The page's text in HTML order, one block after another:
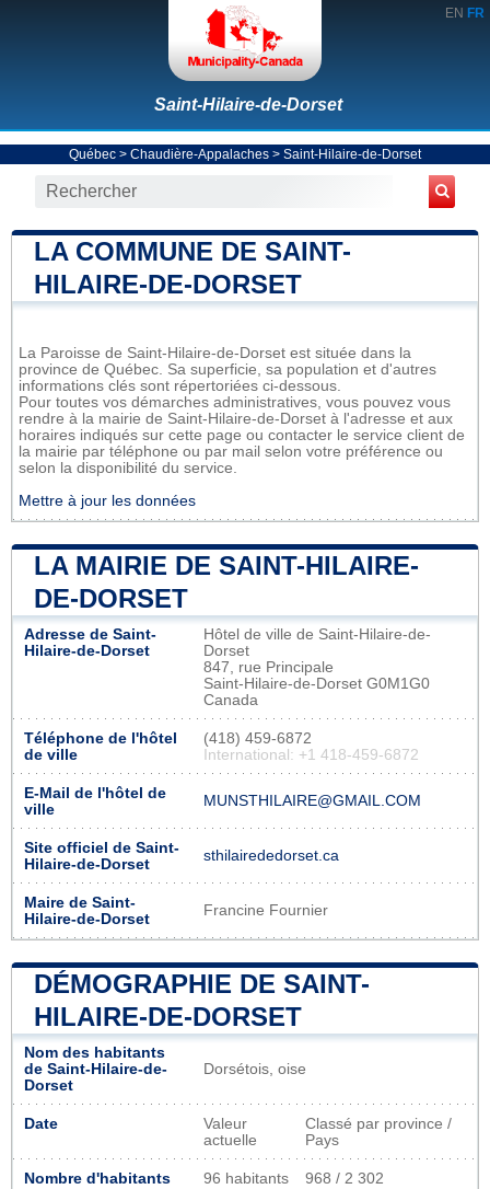
EN FR
Saint-Hilaire-de-Dorset
Québec > Chaudière-Appalaches > Saint-Hilaire-de-Dorset
LA COMMUNE DE SAINT-
HILAIRE-DE-DORSET
La Paroisse de Saint-Hilaire-de-Dorset est située dans la
province de Québec. Sa superficie, sa population et d'autres
informations clés sont répertoriées ci-dessous.
Pour toutes vos démarches administratives, vous pouvez vous
rendre à la mairie de Saint-Hilaire-de-Dorset à l'adresse et aux
horaires indiqués sur cette page ou contacter le service client de
la mairie par téléphone ou par mail selon votre préférence ou
selon la disponibilité du service.
Mettre à jour les données
LA MAIRIE DE SAINT-HILAIRE-
DE-DORSET
Adresse de Saint-
Hilaire-de-Dorset
Hôtel de ville de Saint-Hilaire-de-
Dorset
847, rue Principale
Saint-Hilaire-de-Dorset G0M1G0
Canada
Téléphone de l'hôtel
de ville
(418) 459-6872
International: +1 418-459-6872
E-Mail de l'hôtel de
ville
MUNSTHILAIRE@GMAIL.COM
Site officiel de Saint-
Hilaire-de-Dorset
sthilairededorset.ca
Maire de Saint-
Hilaire-de-Dorset
Francine Fournier
DÉMOGRAPHIE DE SAINT-
HILAIRE-DE-DORSET
Nom des habitants
de Saint-Hilaire-de-
Dorset
Dorsétois, oise
Date
Valeur
actuelle
Classé par province /
Pays
Nombre d'habitants 96 habitants 968 / 2 302